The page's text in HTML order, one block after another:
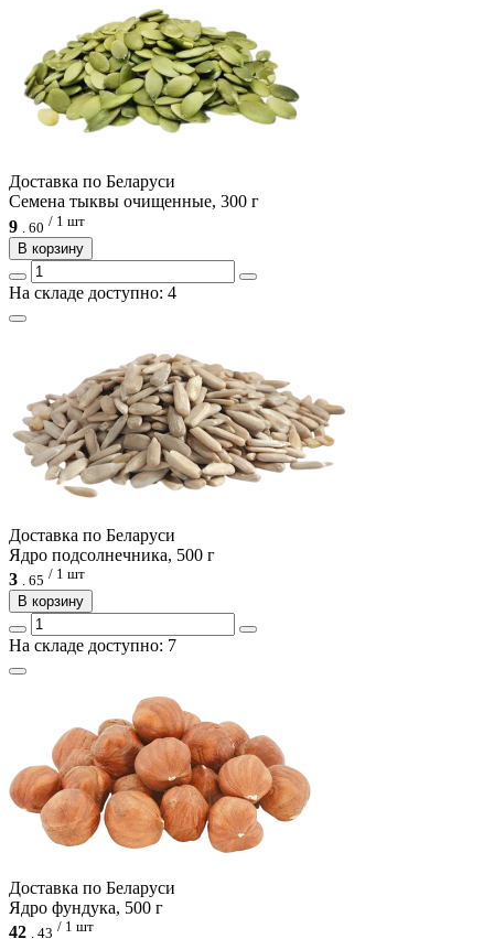
Доcтавка по Беларуси
Семена тыквы очищенные, 300 г
9
60 / 1 шт
В корзину
На складе доступно: 4
Доcтавка по Беларуси
Ядро подсолнечника, 500 г
3 . 65 / 1 шт
В корзину
На складе доступно: 7
Доcтавка по Беларуси
Ядро фундука, 500 г
42 . 43 / 1 шт